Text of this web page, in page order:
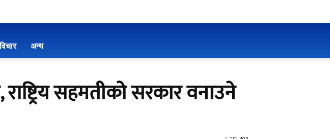
विचार अन्य
सहमतीको सरकार वनाउने